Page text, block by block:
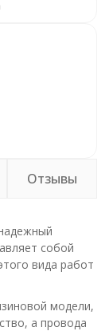
Отзывы
собой
вида работ
модели,
а провода